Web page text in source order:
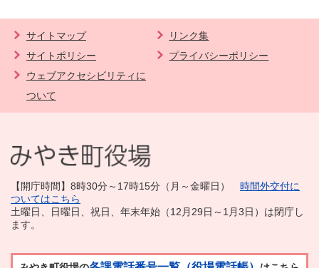
サイトマップ
リンク集
サイトポリシー
プライバシーポリシー
ウェブアクセシビリティに
ついて
【開庁時間】8時30分～17時15分（月～金曜日） 時間外交付に
ついてはこちら
土曜日、日曜日、祝日、年末年始（12月29日～1月3日）は閉庁し
ます。